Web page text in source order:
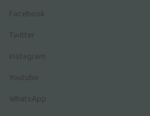
Facebook
Twitter
Instagram
Youtube
WhatsApp